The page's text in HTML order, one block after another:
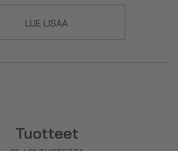
ilman sekoittamista tai muuta
sisältää yleensä kofeiinia, beta-alaniinia
LUE LISÄÄ
Tuotteet